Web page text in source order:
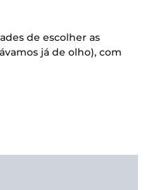
de escolher as
já de olho), com